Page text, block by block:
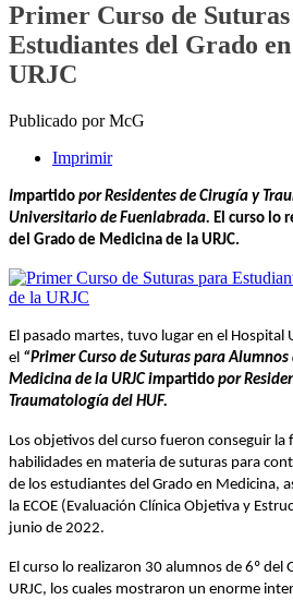
Primer Curso de
Estudiantes del Grado
URJC
Publicado por McG
Imprimir
Impartido por Residentes de Cirugía y
Universitario de Fuenlabrada. El curso lo
del Grado de Medicina de la URJC.
El pasado martes, tuvo lugar en el Hospital
el “Primer Curso de Suturas para
Medicina de la URJC impartido por
Traumatología del HUF.
Los objetivos del curso fueron conseguir la
habilidades en materia de suturas para
de los estudiantes del Grado en Medicina,
la ECOE (Evaluación Clínica Objetiva y
junio de 2022.
El curso lo realizaron 30 alumnos de 6º del
URJC, los cuales mostraron un enorme